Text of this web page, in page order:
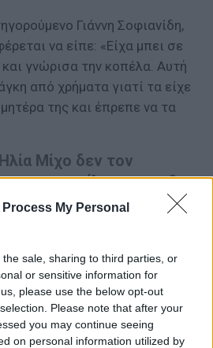
Process My Personal
sale, sharing to third parties, or
or sensitive information for
please use the below opt-out
Please note that after your
you may continue seeing
on personal information utilized by
Γιάννη Σοφιανίδη,
να είπε: «Είχα μπει σε
γνώρισα την κοπέλα. Αυτή
από χρήματα γιατί τα είχε
της και έπρεπε να τα
Μίχο δεν τον
με απείλησε πως θα
όταν της είπα πως
μου είπε να της δώσω 50 με
ότι θέλω. Πήγαμε σε ένα
μέρα με πήρε τηλέφωνο,
μιλήσουμε και αυτή με
στην Αστυνομία γιατί είναι